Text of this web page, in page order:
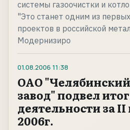
системы газоочистки и
"Это станет одним из
проектов в российской
Модернизиро
01.08.2006 11:38
ОАО
завод" подвел
деятельности за II
2006г.